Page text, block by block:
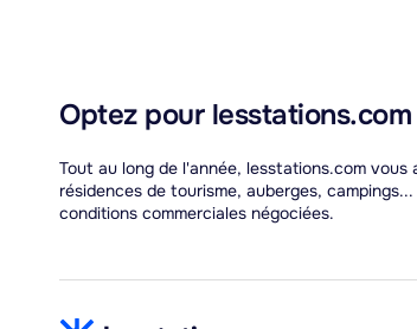
Optez pour lesstations.com
Tout au long de l'année, lesstations.com
résidences de tourisme, auberges,
conditions commerciales négociées.